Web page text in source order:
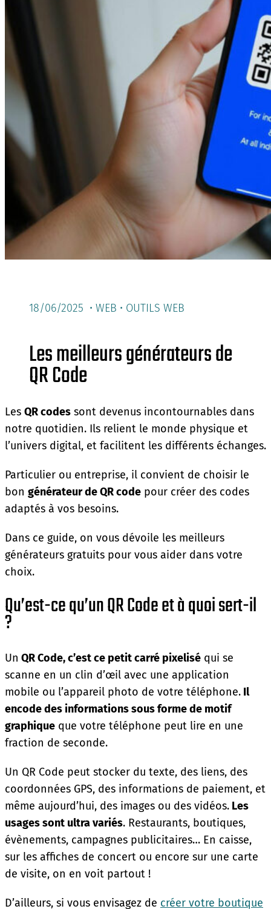
18/06/2025 • WEB • OUTILS WEB
Les meilleurs générateurs de
QR Code
Les QR codes sont devenus incontournables dans
notre quotidien. Ils relient le monde physique et
l’univers digital, et facilitent les différents échanges.
Particulier ou entreprise, il convient de choisir le
bon générateur de QR code pour créer des codes
adaptés à vos besoins.
Dans ce guide, on vous dévoile les meilleurs
générateurs gratuits pour vous aider dans votre
choix.
Qu’est-ce qu’un QR Code et à quoi sert-il
?
Un QR Code, c’est ce petit carré pixelisé qui se
scanne en un clin d’œil avec une application
mobile ou l’appareil photo de votre téléphone. Il
encode des informations sous forme de motif
graphique que votre téléphone peut lire en une
fraction de seconde.
Un QR Code peut stocker du texte, des liens, des
coordonnées GPS, des informations de paiement, et
même aujourd’hui, des images ou des vidéos. Les
usages sont ultra variés. Restaurants, boutiques,
évènements, campagnes publicitaires… En caisse,
sur les affiches de concert ou encore sur une carte
de visite, on en voit partout !
D’ailleurs, si vous envisagez de créer votre boutique